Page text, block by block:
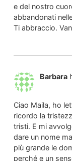
e del nostro
abbandonati
Ti abbraccio.
Barbara
Ciao Maila, ho
ricordo la
tristi. E mi
dare un nome
più grande le
perché e un